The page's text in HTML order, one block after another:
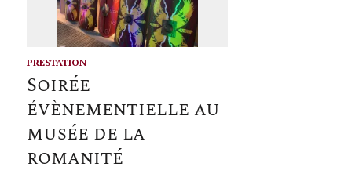
PRESTATION
Soirée
évènementielle au
musée de la
romanité